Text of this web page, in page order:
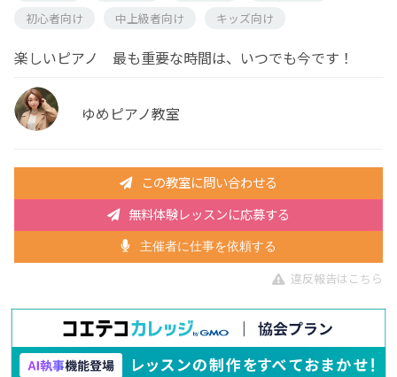
初心者向け
中上級者向け キッズ向け
楽しいピアノ 最も重要な時間は、いつでも今です！
ゆめピアノ教室
この教室に問い合わせる
無料体験レッスンに応募する
主催者に仕事を依頼する
違反報告はこちら